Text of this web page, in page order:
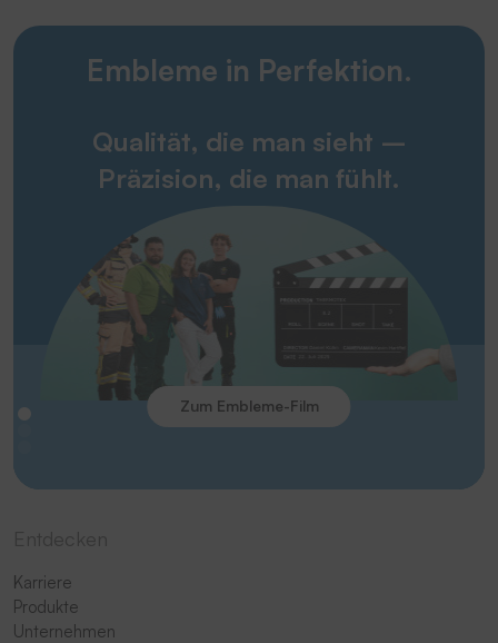
Embleme in Perfektion.
Qualität, die man sieht –
Präzision, die man fühlt.
Zum Embleme-Film
Karriere
Produkte
Unternehmen